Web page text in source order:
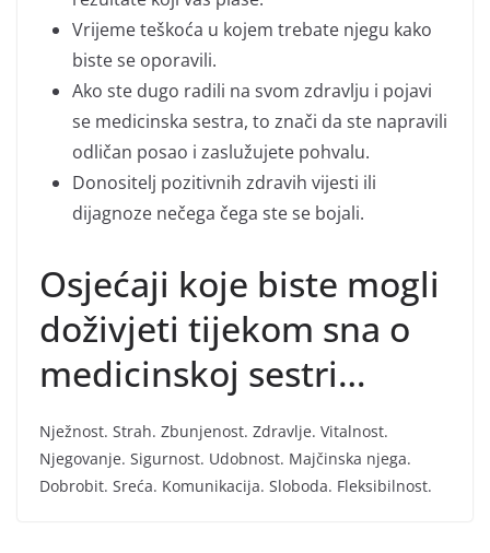
Vrijeme teškoća u kojem trebate njegu kako
biste se oporavili.
Ako ste dugo radili na svom zdravlju i pojavi
se medicinska sestra, to znači da ste napravili
odličan posao i zaslužujete pohvalu.
Donositelj pozitivnih zdravih vijesti ili
dijagnoze nečega čega ste se bojali.
Osjećaji koje biste mogli
doživjeti tijekom sna o
medicinskoj sestri…
Nježnost. Strah. Zbunjenost. Zdravlje. Vitalnost.
Njegovanje. Sigurnost. Udobnost. Majčinska njega.
Dobrobit. Sreća. Komunikacija. Sloboda. Fleksibilnost.